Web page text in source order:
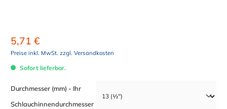
5,71 €
Preise inkl. MwSt. zzgl. Versandkosten
Sofort lieferbar.
Durchmesser (mm) - Ihr
Schlauchinnendurchmesserauswählen